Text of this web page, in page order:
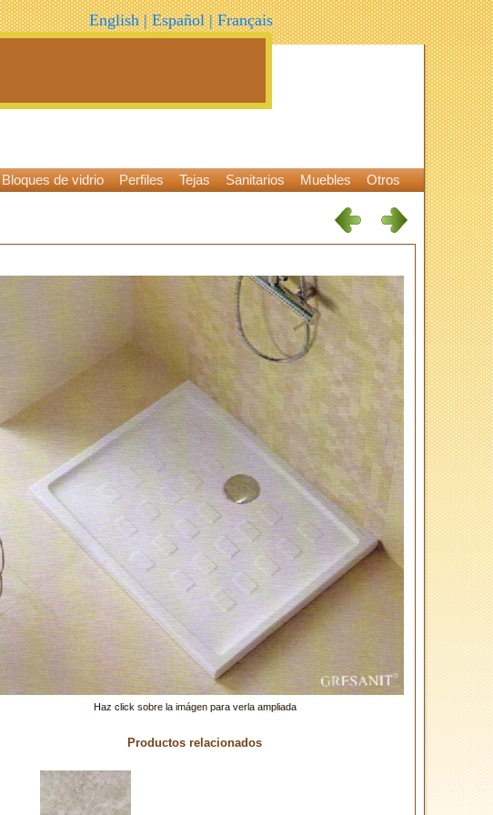
English|Español|Français
Bloques de vidrio Perfiles Tejas Sanitarios Muebles Otros
Haz click sobre la imágen para verla ampliada
Productos relacionados